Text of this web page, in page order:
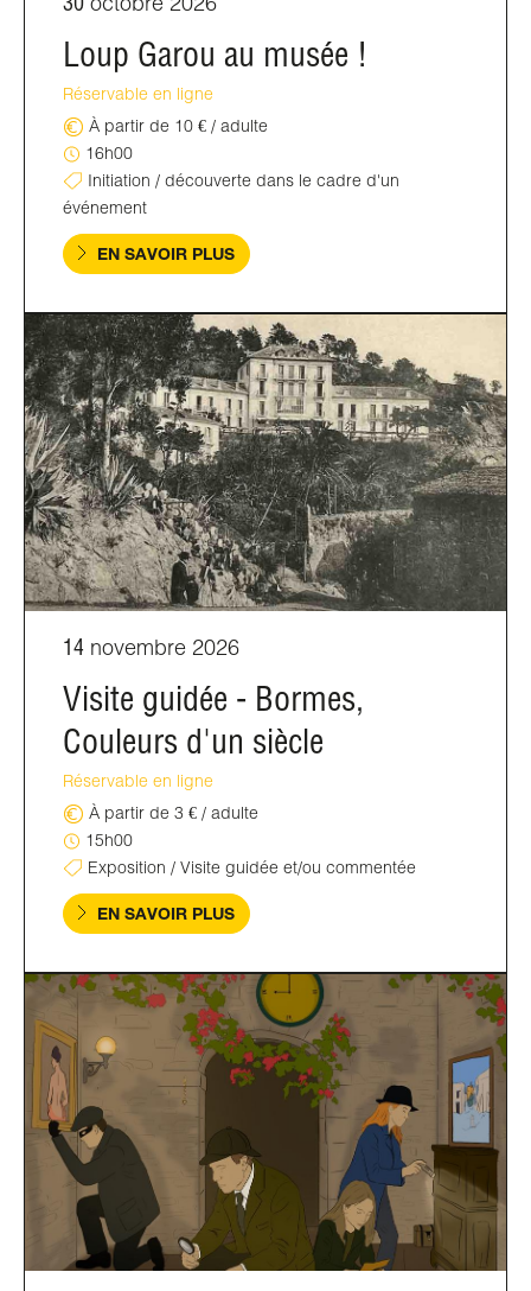
Loup Garou au musée !
Réservable en ligne
À partir de 10 € / adulte
16h00
Initiation / découverte dans le cadre d'un
événement
EN SAVOIR PLUS
14 novembre 2026
Visite guidée - Bormes,
Couleurs d'un siècle
Réservable en ligne
À partir de 3 € / adulte
15h00
Exposition / Visite guidée et/ou commentée
EN SAVOIR PLUS